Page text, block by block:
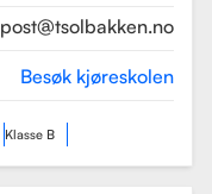
post@tsolbakken.no
Besøk kjøreskolen
Klasse B